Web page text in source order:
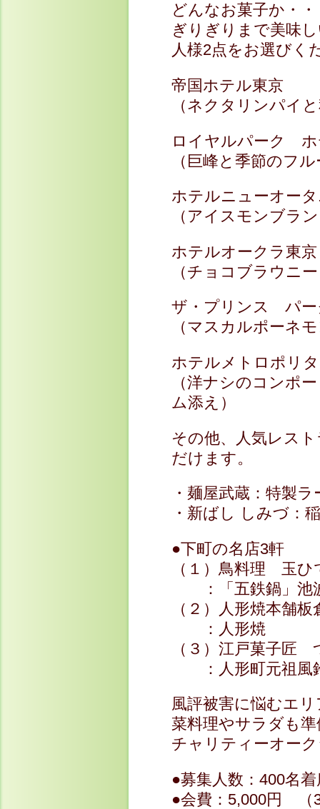
どんなお菓子か・
ぎりぎりまで美味
人様2点をお選びく
帝国ホテ
（ネクタリンパイ
ロイヤルパ
（巨峰と季節のフ
ホテルニュー
（アイスモンブラ
ホテルオー
（チョコブラウニ
ザ・プリンス
（マスカルポーネ
ホテルメトロポ
（洋ナシのコンポ
ム添え）
その他、人気レス
だけます。
・麺屋武蔵：特製
・新ばし しみづ：
●下町の名店3軒
（１）鳥料理 玉
：「五鉄鍋」池
（２）人形焼本舗
：人形焼
（３）江戸菓子
：人形町元祖風
風評被害に悩むエ
菜料理やサラダも
チャリティーオー
●募集人数：400名
●会費：5,000円 （